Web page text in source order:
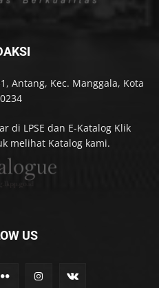
Antang, Kec. Manggala, Kota
di LPSE dan E-Katalog Klik
melihat Katalog kami.
US